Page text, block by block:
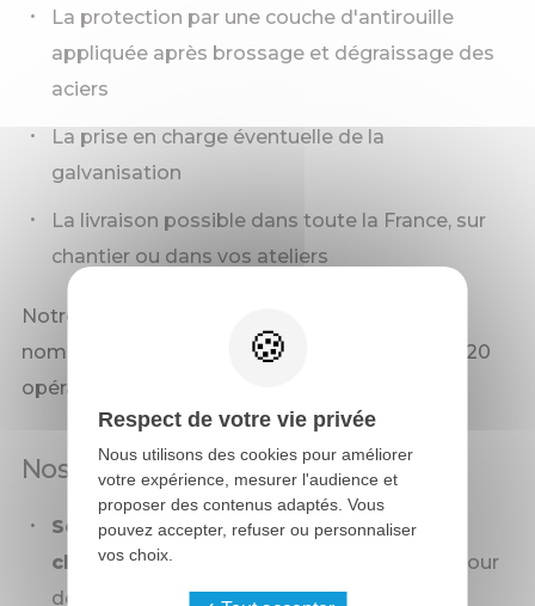
La protection par une couche d'antirouille
appliquée après brossage et dégraissage des
aciers
La prise en charge éventuelle de la
galvanisation
La livraison possible dans toute la France, sur
chantier ou dans vos ateliers
Notre
nombreuses machines et accueille entre 15 et 20
opérateurs spécialistes de l'acier.
Nos prestations
Sous-traitance en fabrication de
charpente métallique,
PRS, treillis, IPE pour
des constructeurs métalliques.
Respect de votre vie privée
Nous utilisons des cookies pour améliorer
votre expérience, mesurer l'audience et
proposer des contenus adaptés. Vous
pouvez accepter, refuser ou personnaliser
vos choix.